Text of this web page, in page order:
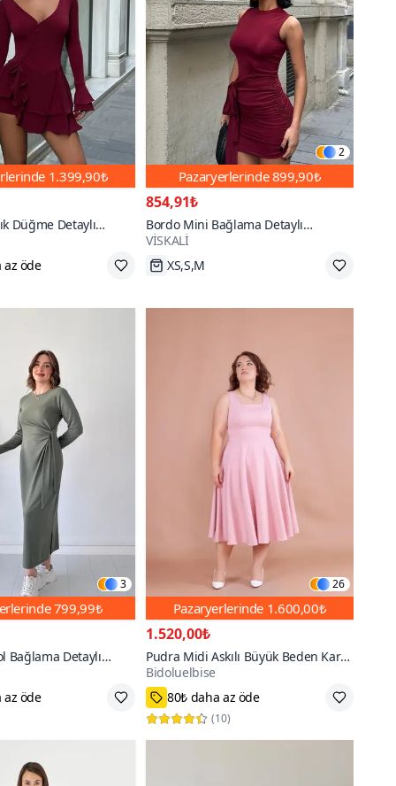
1.399,90₺
Düğme Detaylı
Pileli Elbise
öde
2
Pazaryerlerinde899,90₺
854,91₺
Bordo Mini Bağlama Detaylı
Büzgülü Elbise
VİSKALİ
XS,S,M
Hızlı Kargo
3
799,99₺
Bağlama Detaylı
öde
26
Pazaryerlerinde 1.600,00₺
1.520,00₺
Pudra Midi Askılı Büyük Beden Kare
Yaka Elbise
Bidoluelbise
70+
80₺ daha az öde
44,46,48,50,52,54
(10)